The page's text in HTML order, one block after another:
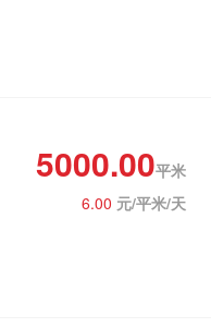
5000.00平米
6.00 元/平米/天